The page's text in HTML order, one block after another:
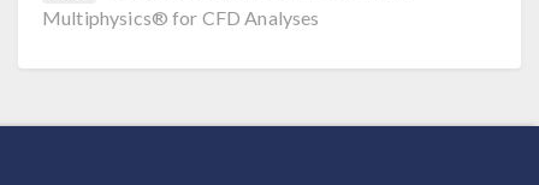
Multiphysics® for CFD Analyses